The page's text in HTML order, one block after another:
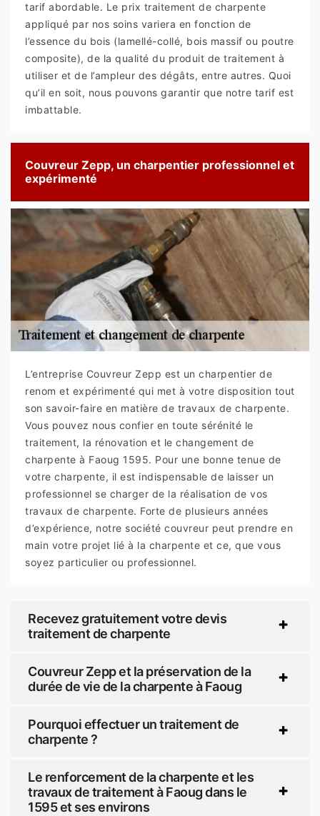
tarif abordable. Le prix traitement de charpente
appliqué par nos soins variera en fonction de
l’essence du bois (lamellé-collé, bois massif ou poutre
composite), de la qualité du produit de traitement à
utiliser et de l’ampleur des dégâts, entre autres. Quoi
qu’il en soit, nous pouvons garantir que notre tarif est
imbattable.
Couvreur Zepp, un charpentier professionnel et
expérimenté
L’entreprise Couvreur Zepp est un charpentier de
renom et expérimenté qui met à votre disposition tout
son savoir-faire en matière de travaux de charpente.
Vous pouvez nous confier en toute sérénité le
traitement, la rénovation et le changement de
charpente à Faoug 1595. Pour une bonne tenue de
votre charpente, il est indispensable de laisser un
professionnel se charger de la réalisation de vos
travaux de charpente. Forte de plusieurs années
d’expérience, notre société couvreur peut prendre en
main votre projet lié à la charpente et ce, que vous
soyez particulier ou professionnel.
Recevez gratuitement votre devis
traitement de charpente
Couvreur Zepp et la préservation de la
durée de vie de la charpente à Faoug
Pourquoi effectuer un traitement de
charpente ?
Le renforcement de la charpente et les
travaux de traitement à Faoug dans le
1595 et ses environs